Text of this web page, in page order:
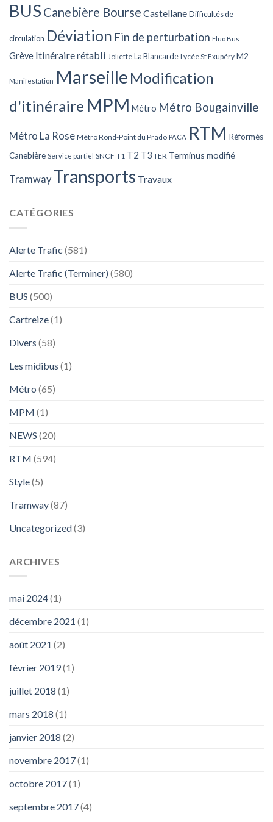
BUS Canebière Bourse Castellane Difficultés de
circulation Déviation Fin de perturbation Fluo Bus
Grève Itinéraire rétabli Joliette La Blancarde Lycée St Exupéry M2
Manifestation Marseille Modification
d'itinéraire MPM Métro Métro Bougainville
Métro La Rose Métro Rond-Point du Prado PACA RTM Réformés
Canebière Service partiel SNCF T1 T2 T3 TER Terminus modifié
Tramway Transports Travaux
CATÉGORIES
Alerte Trafic (581)
Alerte Trafic (Terminer) (580)
BUS (500)
Cartreize(1)
Divers (58)
Les midibus (1)
Métro (65)
MPM (1)
NEWS (20)
RTM (594)
Style(5)
Tramway(87)
Uncategorized(3)
ARCHIVES
mai 2024(1)
décembre 2021 (1)
août 2021 (2)
février 2019(1)
juillet 2018 (1)
mars 2018 (1)
janvier 2018 (2)
novembre 2017(1)
octobre 2017(1)
septembre 2017(4)